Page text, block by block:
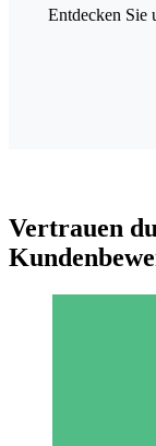
Entdecken Sie
Vertrauen